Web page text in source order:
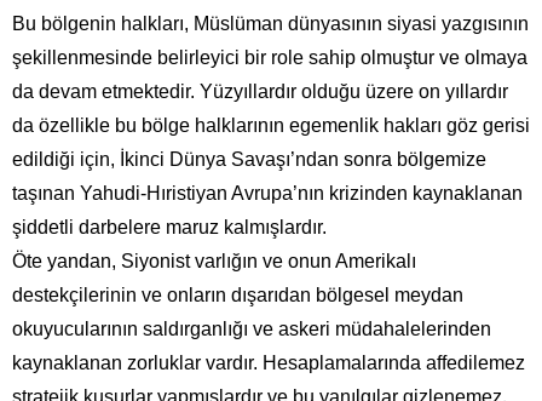
Bu bölgenin halkları, Müslüman dünyasının siyasi yazgısının
şekillenmesinde belirleyici bir role sahip olmuştur ve olmaya
da devam etmektedir. Yüzyıllardır olduğu üzere on yıllardır
da özellikle bu bölge halklarının egemenlik hakları göz gerisi
edildiği için, İkinci Dünya Savaşı’ndan sonra bölgemize
taşınan Yahudi-Hıristiyan Avrupa’nın krizinden kaynaklanan
şiddetli darbelere maruz kalmışlardır.
Öte yandan, Siyonist varlığın ve onun Amerikalı
destekçilerinin ve onların dışarıdan bölgesel meydan
okuyucularının saldırganlığı ve askeri müdahalelerinden
kaynaklanan zorluklar vardır. Hesaplamalarında affedilemez
stratejik kusurlar yapmışlardır ve bu yanılgılar gizlenemez.